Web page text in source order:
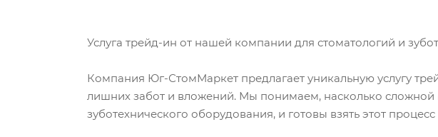
Услуга трейд-ин от нашей компании для стоматологий и
Компания Юг-СтомМаркет предлагает уникальную услугу
лишних забот и вложений. Мы понимаем, насколько
зуботехнического оборудования, и готовы взять этот процесс